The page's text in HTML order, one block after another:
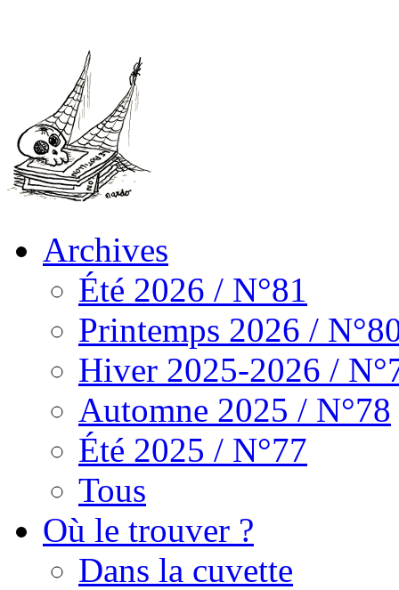
Archives
Été 2026 / N°81
Printemps 2026 /
Hiver 2025-2026 /
Automne 2025 / N°78
Été 2025 / N°77
Tous
Où le trouver ?
Dans la cuvette